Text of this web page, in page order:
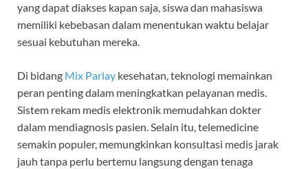
yang dapat diakses kapan saja, siswa dan mahasiswa
memiliki kebebasan dalam menentukan waktu belajar
sesuai kebutuhan mereka.
Di bidang Mix Parlay kesehatan, teknologi memainkan
peran penting dalam meningkatkan pelayanan medis.
Sistem rekam medis elektronik memudahkan dokter
dalam mendiagnosis pasien. Selain itu, telemedicine
semakin populer, memungkinkan konsultasi medis jarak
jauh tanpa perlu bertemu langsung dengan tenaga